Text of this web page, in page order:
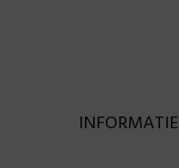
INFORMATIE